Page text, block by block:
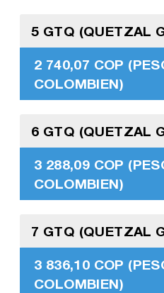
5 GTQ (QUETZAL
2 740,07 COP
COLOMBIEN)
6 GTQ (QUETZAL
3 288,09 COP
COLOMBIEN)
7 GTQ (QUETZAL
3 836,10 COP
COLOMBIEN)